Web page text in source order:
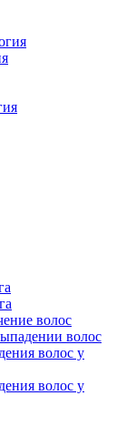
волос
волос
волос у
волос у